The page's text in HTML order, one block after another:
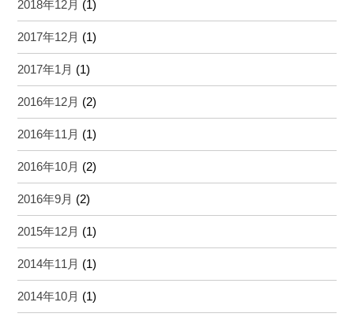
2018年12月 (1)
2017年12月 (1)
2017年1月 (1)
2016年12月 (2)
2016年11月 (1)
2016年10月 (2)
2016年9月 (2)
2015年12月 (1)
2014年11月 (1)
2014年10月 (1)